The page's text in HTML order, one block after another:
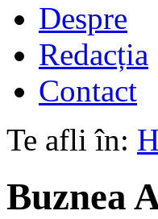
Despre
Redacția
Contact
Te afli în:
Buznea